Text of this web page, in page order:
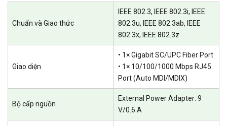
Chuẩn và Giao thức
IEEE 802.3, IEEE 802.3i, IEEE
802.3u, IEEE 802.3ab, IEEE
802.3x, IEEE 802.3z
Giao diện
• 1× Gigabit SC/UPC Fiber Port
• 1× 10/100/1000 Mbps RJ45
Port (Auto MDI/MDIX)
Bộ cấp nguồn
External Power Adapter: 9
V/0.6 A